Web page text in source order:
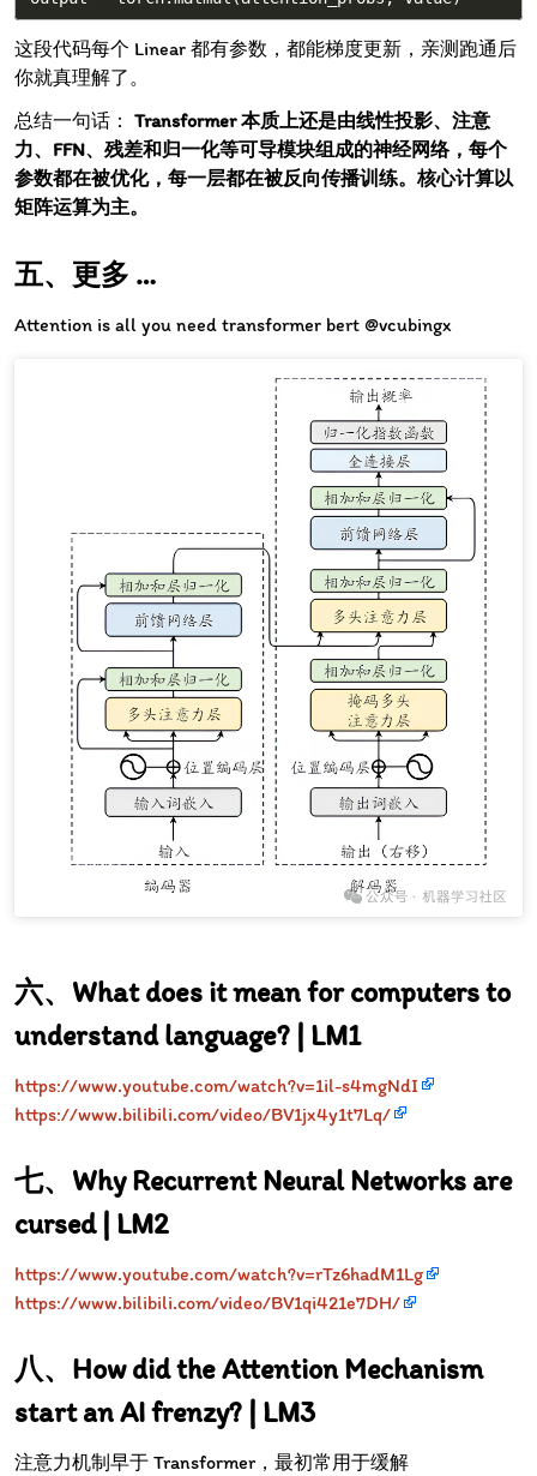
这段代码每个 Linear 都有参数，都能梯度更新，亲测跑通后
你就真理解了。
总结一句话： Transformer 本质上还是由线性投影、注意
力、FFN、残差和归一化等可导模块组成的神经网络，每个
参数都在被优化，每一层都在被反向传播训练。核心计算以
矩阵运算为主。
更多 …
Attention is all you need transformer bert @vcubingx
What does it mean for computers to
understand language? | LM1
https://www.youtube.com/watch?v=1il-s4mgNdI
https://www.bilibili.com/video/BV1jx4y1t7Lq/
Why Recurrent Neural Networks are
cursed | LM2
https://www.youtube.com/watch?v=rTz6hadM1Lg
https://www.bilibili.com/video/BV1qi421e7DH/
How did the Attention Mechanism
start an AI frenzy? | LM3
注意力机制早于 Transformer，最初常用于缓解